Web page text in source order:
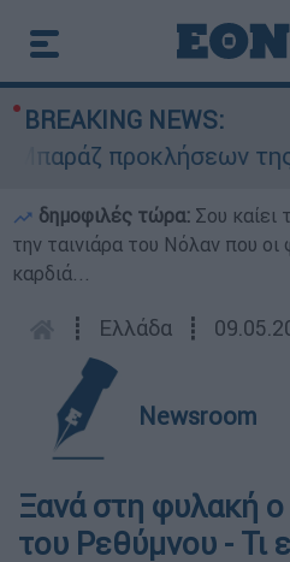
BREAKING NEWS:
προκλήσεων της
δημοφιλές τώρα: Σου
την ταινιάρα του Νόλαν που
καρδιά...
┋ Ελλάδα ┋
Newsroom
Ξανά στη φυλακή
του Ρεθύμνου - Τι